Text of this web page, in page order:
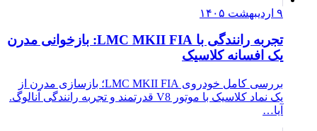
۹ اردیبهشت ۱۴۰۵
تجربه رانندگی با LMC MKII FIA: بازخوانی مدرن
یک افسانه کلاسیک
بررسی کامل خودروی LMC MKII FIA؛ بازسازی مدرن از
یک نماد کلاسیک با موتور V8 قدرتمند و تجربه رانندگی آنالوگ.
آیا…